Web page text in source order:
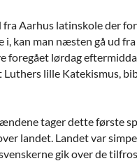
Aarhus latinskole der
kan man næsten gå ud
foregået lørdag
lille Katekismus,
tager dette første
landet. Landet var
gik over de